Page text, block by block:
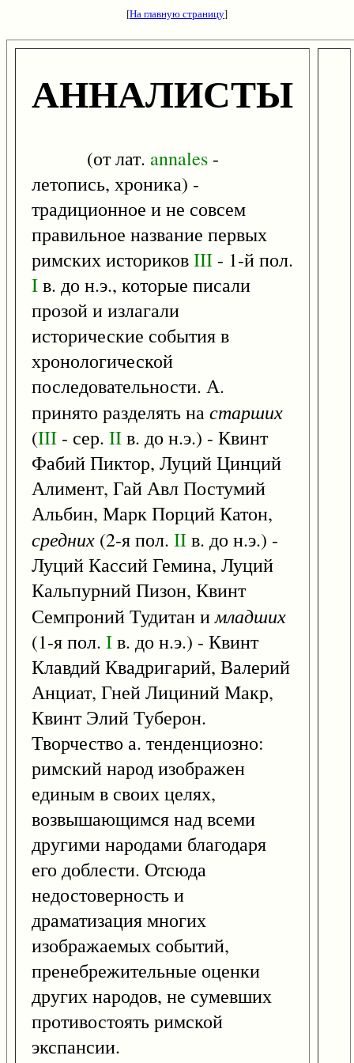
[На главную страницу]
АННАЛИСТЫ
(от лат. annales -
летопись, хроника) -
традиционное и не совсем
правильное название первых
римских историковIII - 1-й пол.
Iв. до н.э., которые писали
прозой и излагали
исторические события в
хронологической
последовательности. А.
принято разделять настарших
(III - сер. IIв. до н.э.) - Квинт
Фабий Пиктор, Луций Цинций
Алимент, Гай Авл Постумий
Альбин, Марк Порций Катон,
средних (2-я пол. IIв. до н.э.) -
Луций Кассий Гемина, Луций
Кальпурний Пизон, Квинт
Семпроний Тудитан имладших
(1-я пол. Iв. до н.э.) - Квинт
Клавдий Квадригарий, Валерий
Анциат, Гней Лициний Макр,
Квинт Элий Туберон.
Творчество а. тенденциозно:
римский народ изображен
единым в своих целях,
возвышающимся над всеми
другими народами благодаря
его доблести. Отсюда
недостоверность и
драматизация многих
изображаемых событий,
пренебрежительные оценки
других народов, не сумевших
противостоять римской
экспансии.